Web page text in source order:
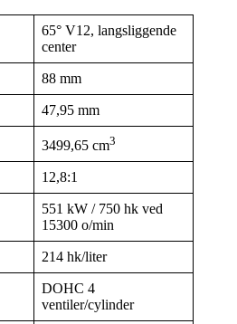
65° V12, langsliggende
center
88 mm
47,95 mm
3499,65 cm3
12,8:1
551 kW / 750 hk ved
15300 o/min
214 hk/liter
DOHC 4
ventiler/cylinder